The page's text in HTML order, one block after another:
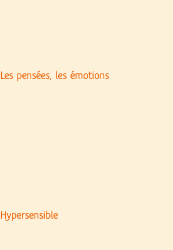
Les pensées, les émotions
Hypersensible